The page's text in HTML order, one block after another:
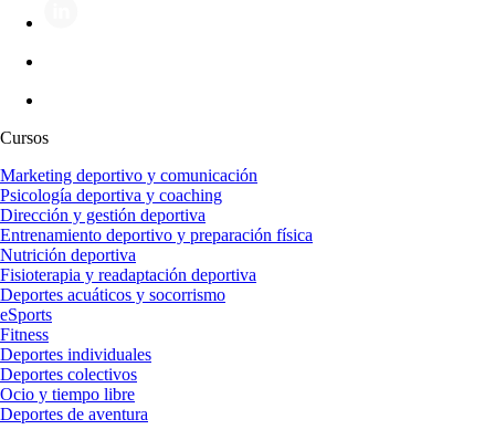
Cursos
Marketing deportivo y comunicación
Psicología deportiva y coaching
Dirección y gestión deportiva
Entrenamiento deportivo y preparación física
Nutrición deportiva
Fisioterapia y readaptación deportiva
Deportes acuáticos y socorrismo
eSports
Fitness
Deportes individuales
Deportes colectivos
Ocio y tiempo libre
Deportes de aventura